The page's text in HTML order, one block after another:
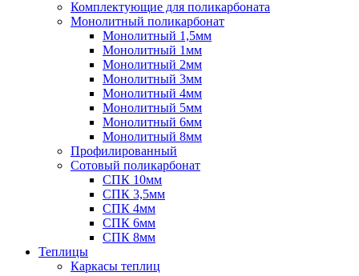
Комплектующие для поликарбоната
Монолитный поликарбонат
Монолитный 1,5мм
Монолитный 1мм
Монолитный 2мм
Монолитный 3мм
Монолитный 4мм
Монолитный 5мм
Монолитный 6мм
Монолитный 8мм
Профилированный
Сотовый поликарбонат
СПК 10мм
СПК 3,5мм
СПК 4мм
СПК 6мм
СПК 8мм
Теплицы
Каркасы теплиц